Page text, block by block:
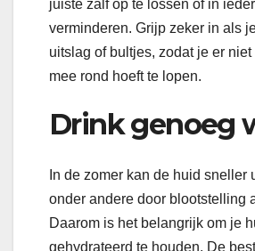
juiste zalf op te lossen of in
verminderen. Grijp zeker in als
uitslag of bultjes, zodat je er
mee rond hoeft te lopen.
Drink genoeg
In de zomer kan de huid sneller
onder andere door blootstelling
Daarom is het belangrijk om je
gehydrateerd te houden. De